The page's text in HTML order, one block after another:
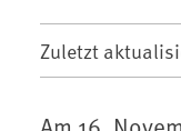
Zuletzt